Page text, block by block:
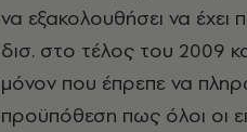
να εξακολουθήσει να
δισ. στο τέλος του 2009
μόνον που έπρεπε να
προϋπόθεση πως όλοι οι